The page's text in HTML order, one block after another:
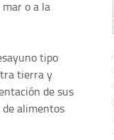
o a la
tipo
tierra y
de sus
alimentos